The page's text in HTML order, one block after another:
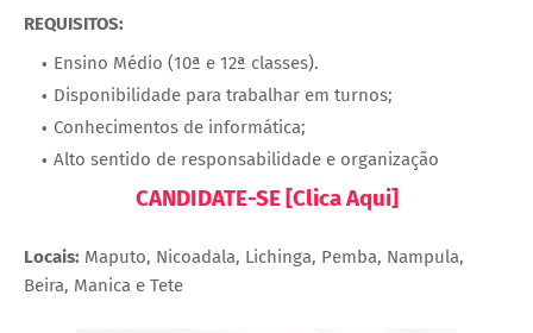
REQUISITOS:
Ensino Médio (10ª e 12ª classes).
Disponibilidade para trabalhar em turnos;
Conhecimentos de informática;
Alto sentido de responsabilidade e organização
CANDIDATE-SE [Clica Aqui]
Locais: Maputo, Nicoadala, Lichinga, Pemba, Nampula,
Beira, Manica e Tete